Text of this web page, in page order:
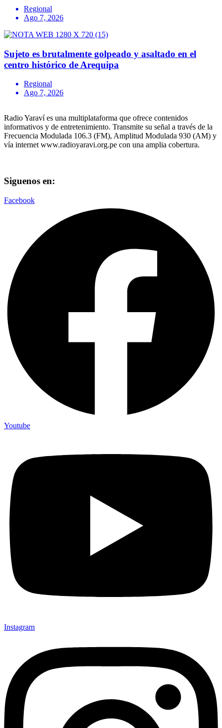
Regional
Ago 7, 2026
Sujeto es brutalmente golpeado y asaltado en el
centro histórico de Arequipa
Regional
Ago 7, 2026
Radio Yaraví es una multiplataforma que ofrece contenidos
informativos y de entretenimiento. Transmite su señal a través de la
Frecuencia Modulada 106.3 (FM), Amplitud Modulada 930 (AM) y
vía internet www.radioyaravi.org.pe con una amplia cobertura.
Siguenos en:
Facebook
Youtube
Instagram